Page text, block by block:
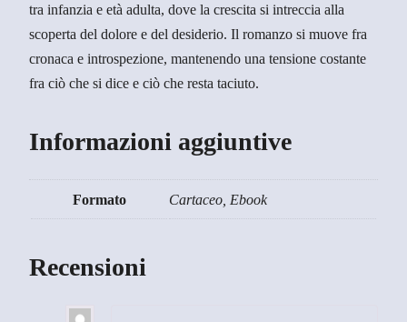
tra infanzia e età adulta, dove la crescita si intreccia alla
scoperta del dolore e del desiderio. Il romanzo si muove fra
cronaca e introspezione, mantenendo una tensione costante
fra ciò che si dice e ciò che resta taciuto.
Informazioni aggiuntive
Formato Cartaceo, Ebook
Recensioni